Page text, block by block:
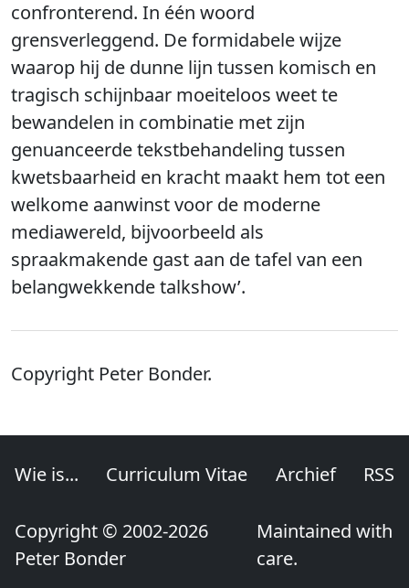
confronterend. In één woord
grensverleggend. De formidabele wijze
waarop hij de dunne lijn tussen komisch en
tragisch schijnbaar moeiteloos weet te
bewandelen in combinatie met zijn
genuanceerde tekstbehandeling tussen
kwetsbaarheid en kracht maakt hem tot een
welkome aanwinst voor de moderne
mediawereld, bijvoorbeeld als
spraakmakende gast aan de tafel van een
belangwekkende talkshow’.
Copyright Peter Bonder.
Wie is... Curriculum Vitae Archief RSS
Copyright © 2002-2026
Peter Bonder
Maintained with
care.